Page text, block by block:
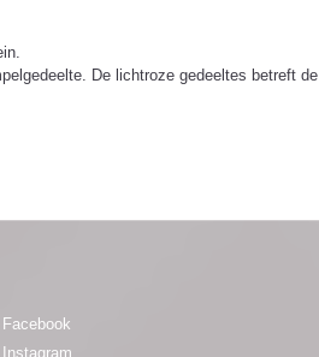
De lichtroze gedeeltes betreft
Facebook
Instagram